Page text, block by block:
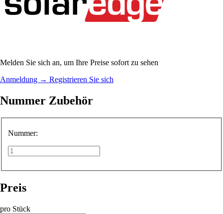
Melden Sie sich an, um Ihre Preise sofort zu sehen
Anmeldung → Registrieren Sie sich
Nummer Zubehör
Nummer:
Preis
pro Stück